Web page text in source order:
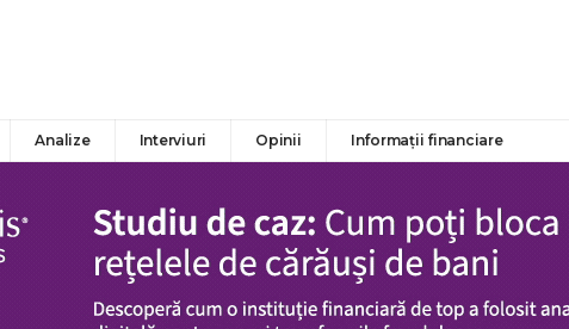
Analize Interviuri Opinii Informații financiare